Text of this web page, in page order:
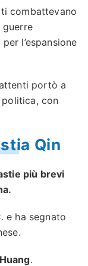
combattevano
l’espansione
portò a
con
Qin
più brevi
e ha segnato
.